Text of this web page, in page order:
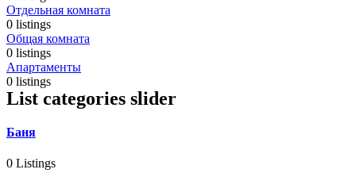
Отдельная комната
0 listings
Общая комната
0 listings
Апартаменты
0 listings
List categories slider
Баня
0 Listings